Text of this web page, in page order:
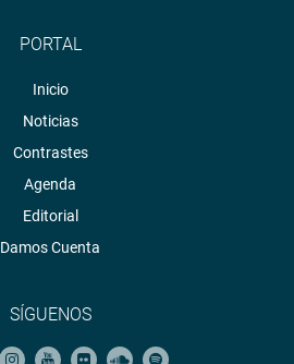
PORTAL
Inicio
Noticias
Contrastes
Agenda
Editorial
Damos Cuenta
SÍGUENOS